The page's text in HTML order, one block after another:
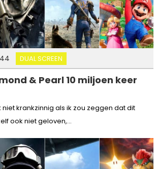
DUAL SCREEN
& Pearl 10 miljoen keer
krankzinnig als ik zou zeggen dat dit
ook niet geloven,...